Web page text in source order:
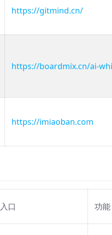
https://gitmind.cn/
https://boardmix.cn/ai-
https://imiaoban.com
入口 功能